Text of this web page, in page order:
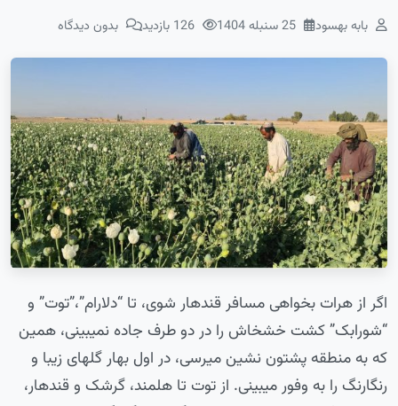
بابه بهسود بدون دیدگاه
اگر از هرات بخواهی مسافر قندهار شوی، تا “دلارام”،”توت” و
“شورابک” کشت خشخاش را در دو طرف جاده نمیبینی، همین
که به منطقه پشتون نشین میرسی، در اول بهار گلهای زیبا و
رنگارنگ را به وفور میبینی. از توت تا هلمند، گرشک و قندهار،